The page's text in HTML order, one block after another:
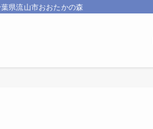
県流山市おおたかの森